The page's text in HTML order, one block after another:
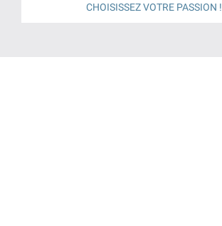
CHOISISSEZ VOTRE PASSION !